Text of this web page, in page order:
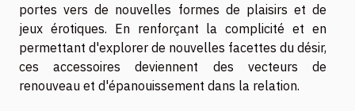
portes vers de nouvelles formes de plaisirs et de
jeux érotiques. En renforçant la complicité et en
permettant d'explorer de nouvelles facettes du désir,
ces accessoires deviennent des vecteurs de
renouveau et d'épanouissement dans la relation.